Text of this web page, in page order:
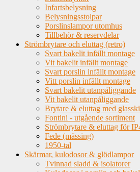
Infartsbelysning
Belysningsstolpar
Porslinslampor utomhus
Tillbehör & reservdelar
Strömbrytare och eluttag (retro)
Svart bakelit infällt montage
Vit bakelit infällt montage
Svart porslin infällt montage
Vitt porslin infällt montage
Svart bakelit utanpåliggande
Vit bakelit utanpåliggande
Brytare & eluttag med
Fontini - utgående sortiment
Strömbrytare & eluttag för
Fede (mässing)
1950-tal
Skärmar, kulodosor & glödlampor
Tvinnad sladd & isolatorer